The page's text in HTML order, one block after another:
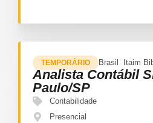
Brasil Itaim
TEMPORÁRIO
Analista Contábil
Paulo/SP
Contabilidade
Presencial